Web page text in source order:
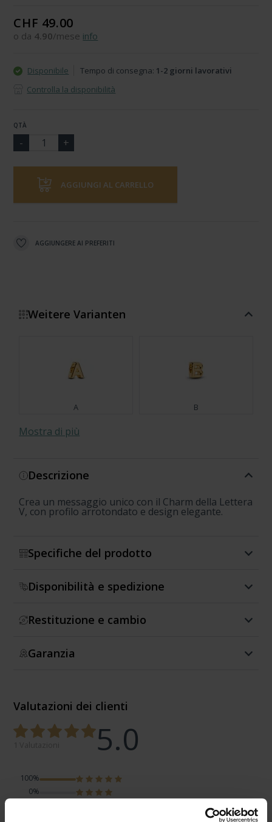
CHF 49.00
o da 4.90/mese info
Disponibile Tempo di consegna: 1-2 giorni lavorativi
Controlla la disponibilità
QTÀ
AGGIUNGI AL CARRELLO
AGGIUNGERE AI PREFERITI
Weitere Varianten
A B
E F
G H
I J
K L
M N
O P
Q R
S T
U W
X Y
Z
Mostra di più
Descrizione
Crea un messaggio unico con il Charm della Lettera
V, con profilo arrotondato e design elegante.
Specifiche del prodotto
Disponibilità e spedizione
Restituzione e cambio
Garanzia
Valutazioni dei clienti
5.0
100%
0%